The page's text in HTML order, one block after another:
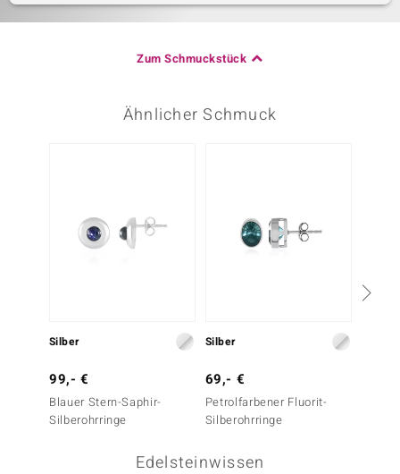
Zum Schmuckstück
Ähnlicher Schmuck
Silber
99,- €
Blauer Stern-Saphir-
Silberohrringe
Silber
69,- €
Petrolfarbener Fluorit-
Silberohrringe
Edelsteinwissen